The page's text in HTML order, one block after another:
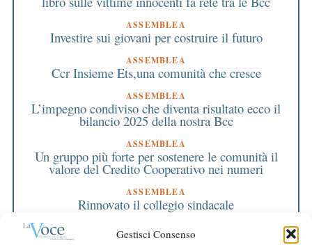
Gestisci Consenso
ASSEMBLEA
Investire sui giovani per costruire il futuro
ASSEMBLEA
Ccr Insieme Ets,una comunità che cresce
ASSEMBLEA
L’impegno condiviso che diventa risultato ecco il
bilancio 2025 della nostra Bcc
ASSEMBLEA
Un gruppo più forte per sostenere le comunità il
valore del Credito Cooperativo nei numeri
ASSEMBLEA
Rinnovato il collegio sindacale
Bilancio approvato all’unanimità e 2 milioni